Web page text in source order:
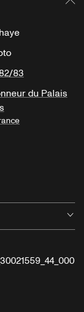
83
du Palais